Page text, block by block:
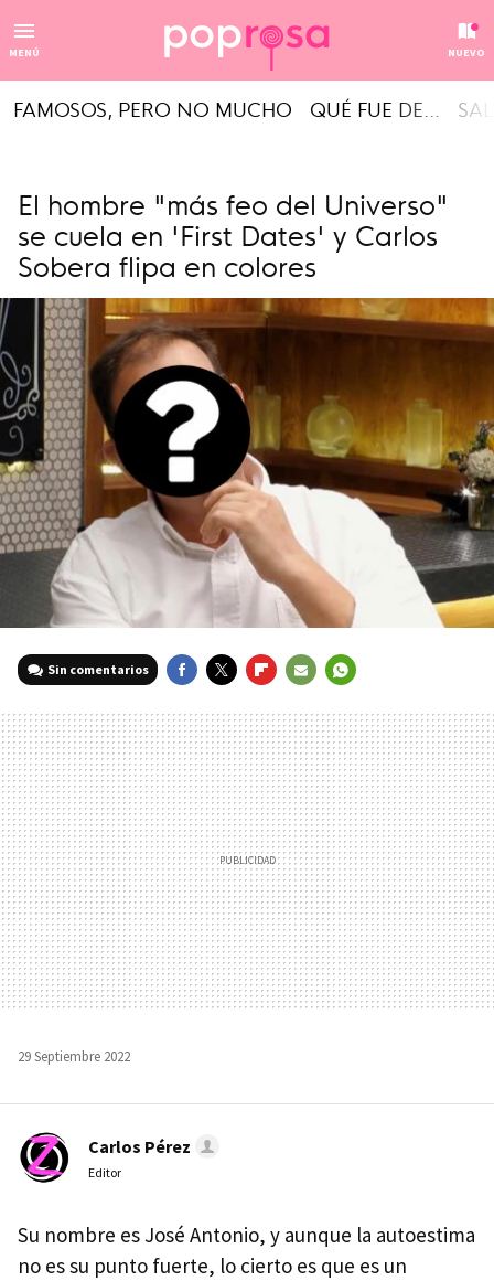
MENÚ NUEVO
FAMOSOS, PERO NO MUCHO QUÉ FUE DE...
El hombre "más feo del Universo"
se cuela en 'First Dates' y Carlos
Sobera flipa en colores
Sin comentarios
MAIL
29 Septiembre 2022
Carlos Pérez
Editor
Su nombre es José Antonio, y aunque la autoestima
no es su punto fuerte, lo cierto es que es un